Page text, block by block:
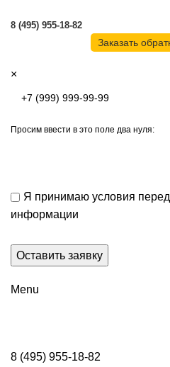
8 (495) 955-18-82
Заказать
×
Просим ввести в это поле два нуля:
Я принимаю условия
информации
Menu
8 (495) 955-18-82